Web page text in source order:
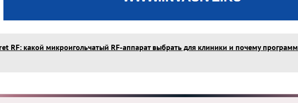
RF: какой микроигольчатый RF-аппарат выбрать для клиники и почему